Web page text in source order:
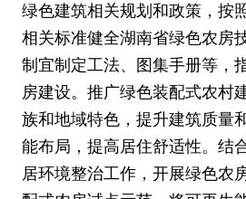
绿色建筑相关规划和政策，按
相关标准健全湖南省绿色农房
制宜制定工法、图集手册等，
房建设。推广绿色装配式农村
族和地域特色，提升建筑质量
能布局，提高居住舒适性。结
居环境整治工作，开展绿色农